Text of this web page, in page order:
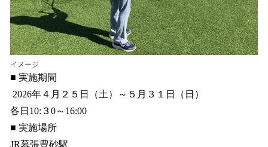
イメージ
■ 実施期間
2026年４月２５日（土）～５月３１日（日）
各日10:３0～16:00
■ 実施場所
JR幕張豊砂駅